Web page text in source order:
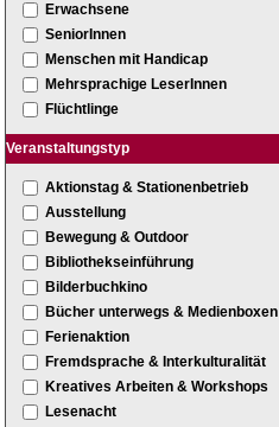
Erwachsene
SeniorInnen
Menschen mit Handicap
Mehrsprachige LeserInnen
Flüchtlinge
Veranstaltungstyp
Aktionstag & Stationenbetrieb
Ausstellung
Bewegung & Outdoor
Bibliothekseinführung
Bilderbuchkino
Bücher unterwegs & Medienboxen
Ferienaktion
Fremdsprache & Interkulturalität
Kreatives Arbeiten & Workshops
Lesenacht